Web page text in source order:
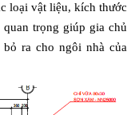
loại vật liệu, kích thước
trọng giúp gia chủ
ra cho ngôi nhà của